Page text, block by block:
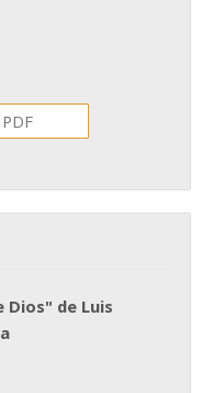
Dios" de Luis